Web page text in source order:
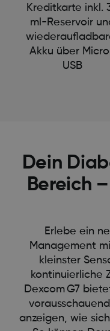
Kreditkarte inkl.
ml-Reservoir
Akku über
USB
Dein
Bereich
Erlebe ein
Management
kleinster
kontinuierliche
Dexcom G7
anzeigen, wie